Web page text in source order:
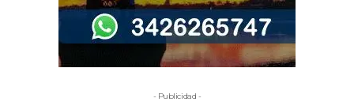
- Publicidad -